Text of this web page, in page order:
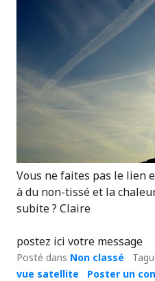
Vous ne faites pas le lien
à du non-tissé et la
subite ? Claire
postez ici votre message
Posté dans Non classé
vue satellite
Poster un